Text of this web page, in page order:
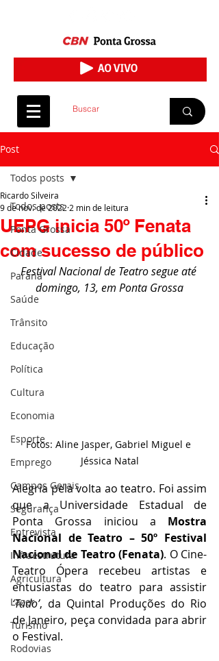
Post
Todos posts
Ponta Grossa
Cidade
Paraná
Saúde
Trânsito
Educação
Política
Cultura
Economia
Esporte
Emprego
Campos Gerais
Segurança
Entrevista
Infraestrutura
Agricultura
Lazer
Turismo
Rodovias
Todos posts
UEPG inicia 50º Fenata
com sucesso de público
Ricardo Silveira
9 de nov. de 2022 2 min de leitura
Festival Nacional de Teatro segue até
domingo, 13, em Ponta Grossa
Fotos: Aline Jasper, Gabriel Miguel e
Jéssica Natal
Alegria pela volta ao teatro. Foi assim
que a Universidade Estadual de
Ponta Grossa iniciou a Mostra
Nacional de Teatro – 50º Festival
Nacional de Teatro (Fenata). O Cine-
Teatro Ópera recebeu artistas e
‘Tudo’, da Quintal Produções do Rio
de Janeiro, peça convidada para abrir
o Festival.